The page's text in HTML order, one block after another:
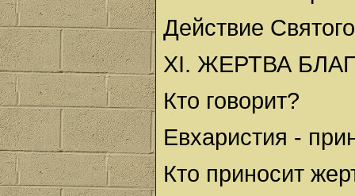
Действие
XI. ЖЕРТВА
Кто говорит?
Евхаристия -
Кто приносит